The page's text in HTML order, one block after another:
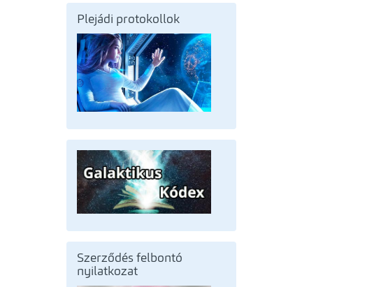
Plejádi protokollok
Szerződés felbontó
nyilatkozat